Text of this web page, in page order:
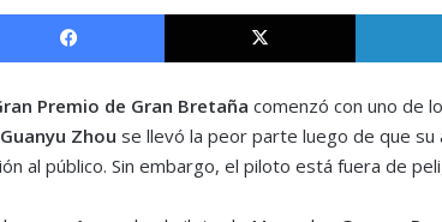
Facebook X
Premio de Gran Bretaña comenzó con uno de
Guanyu Zhou se llevó la peor parte luego de que
al público. Sin embargo, el piloto está fuera de